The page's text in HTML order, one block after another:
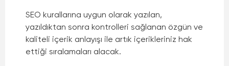
SEO kurallarına uygun olarak yazılan,
yazıldıktan sonra kontrolleri sağlanan özgün ve
kaliteli içerik anlayışı ile artık içerikleriniz hak
ettiği sıralamaları alacak.